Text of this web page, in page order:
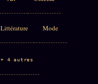
Littérature Mode
+ 4 autres